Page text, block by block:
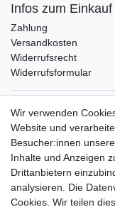
Infos zum Einkauf
Zahlung
Versandkosten
Widerrufsrecht
Widerrufsformular
Verpackungslizenz
bei der Landbell AG
Zahlungsarten
Vorabüberweisung
Rechnungskauf
Zahlung bei Abholung
Wir verwenden
Website und
Besucher:innen
Inhalte und Anzeigen
Drittanbietern
analysieren. Die
Cookies. Wir teilen